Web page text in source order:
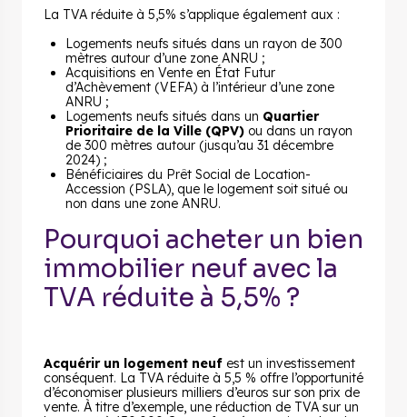
La TVA réduite à 5,5% s’applique également aux :
Logements neufs situés dans un rayon de 300
mètres autour d’une zone ANRU ;
Acquisitions en Vente en État Futur
d’Achèvement (VEFA) à l’intérieur d’une zone
ANRU ;
Logements neufs situés dans un Quartier
Prioritaire de la Ville (QPV) ou dans un rayon
de 300 mètres autour (jusqu’au 31 décembre
2024) ;
Bénéficiaires du Prêt Social de Location-
Accession (PSLA), que le logement soit situé ou
non dans une zone ANRU.
Pourquoi acheter un bien
immobilier neuf avec la
TVA réduite à 5,5% ?
Acquérir un logement neuf est un investissement
conséquent. La TVA réduite à 5,5 % offre l’opportunité
d’économiser plusieurs milliers d’euros sur son prix de
vente. À titre d’exemple, une réduction de TVA sur un